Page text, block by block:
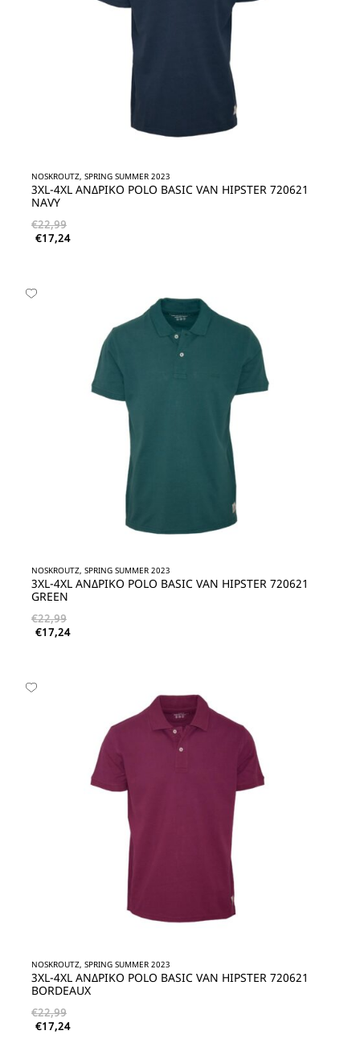
NOSKROUTZ, SPRING SUMMER 2023
3XL-4XL ΑΝΔΡΙΚΟ POLO BASIC VAN HIPSTER 720621
NAVY
€22,99
€17,24
NOSKROUTZ, SPRING SUMMER 2023
3XL-4XL ΑΝΔΡΙΚΟ POLO BASIC VAN HIPSTER 720621
GREEN
€22,99
€17,24
NOSKROUTZ, SPRING SUMMER 2023
3XL-4XL ΑΝΔΡΙΚΟ POLO BASIC VAN HIPSTER 720621
BORDEAUX
€22,99
€17,24